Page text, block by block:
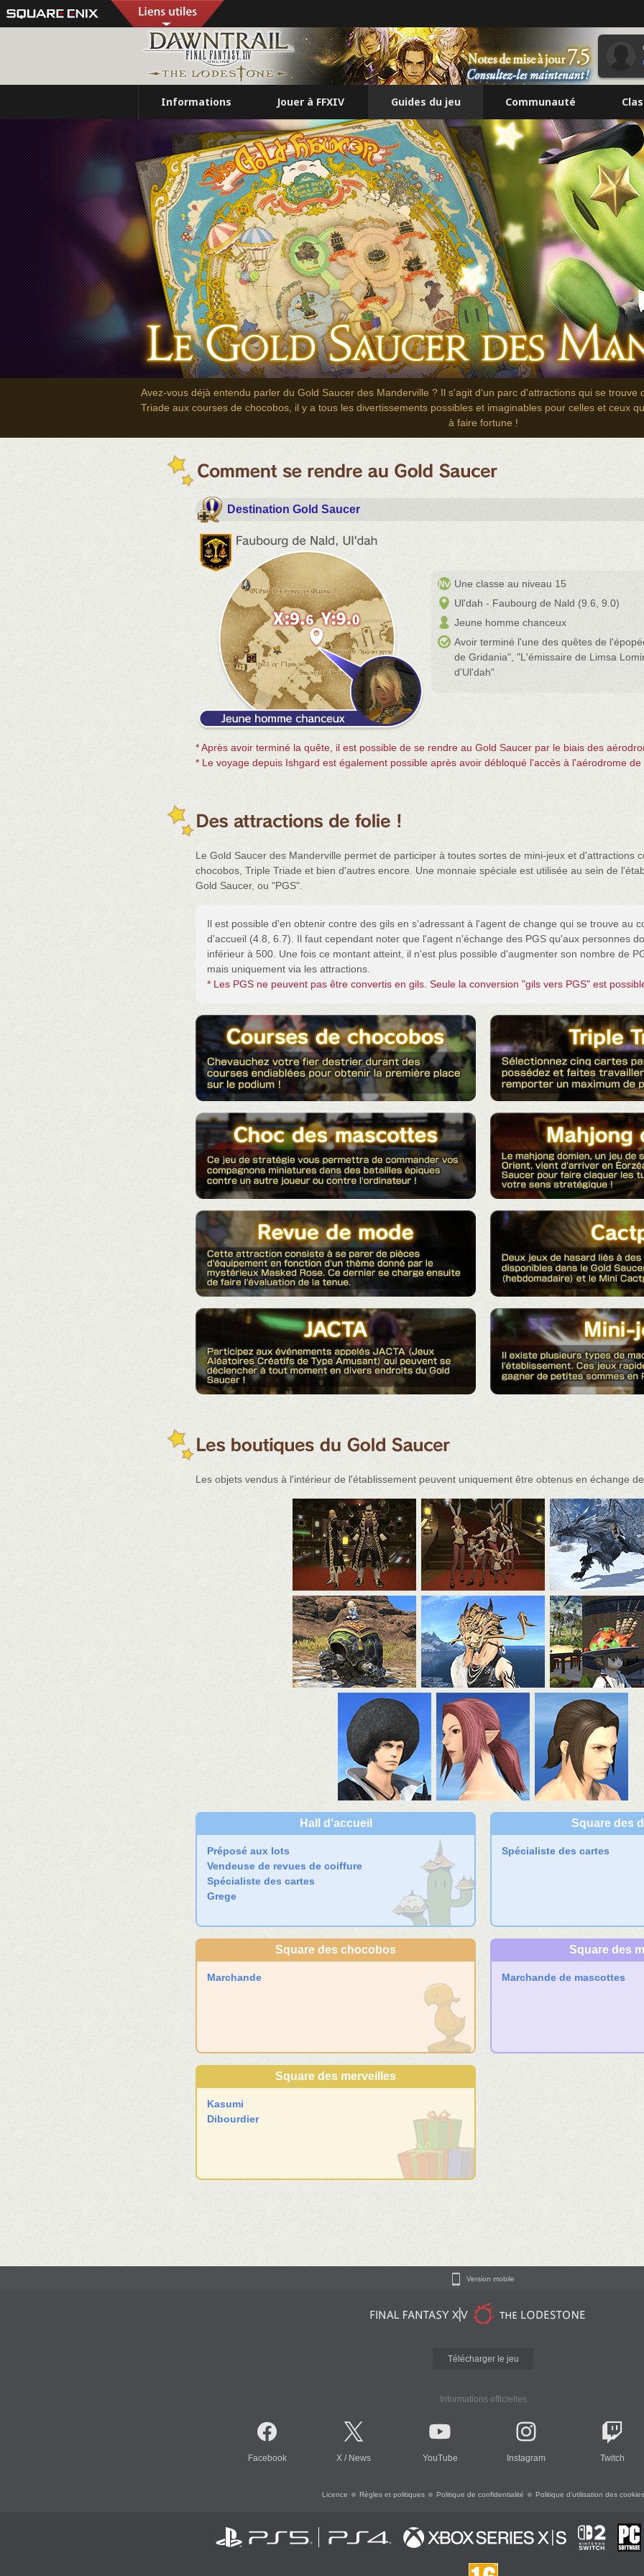
Informations Jouer à FFXIV Guides du jeu Communauté
Avez-vous déjà entendu parler du Gold Saucer des Manderville ? Il s'agit d'un parc d'attractions qui se trouve
Triade aux courses de chocobos, il y a tous les divertissements possibles et imaginables pour celles et ceux
à faire fortune !
Destination Gold Saucer
Une classe au niveau 15
Ul'dah - Faubourg de Nald (9.6, 9.0)
Jeune homme chanceux
Avoir terminé l'une des quêtes de
de Gridania", "L'émissaire de Limsa
d'Ul'dah"
* Après avoir terminé la quête, il est possible de se rendre au Gold Saucer par le biais des
* Le voyage depuis Ishgard est également possible après avoir débloqué l'accès à l'aérodrome de
Le Gold Saucer des Manderville permet de participer à toutes sortes de mini-jeux et d'attractions
chocobos, Triple Triade et bien d'autres encore. Une monnaie spéciale est utilisée au sein de
Gold Saucer, ou "PGS".
Il est possible d'en obtenir contre des gils en s'adressant à l'agent de change qui se trouve au
d'accueil (4.8, 6.7). Il faut cependant noter que l'agent n'échange des PGS qu'aux personnes
inférieur à 500. Une fois ce montant atteint, il n'est plus possible d'augmenter son nombre de
mais uniquement via les attractions.
* Les PGS ne peuvent pas être convertis en gils. Seule la conversion "gils vers PGS" est
Les objets vendus à l'intérieur de l'établissement peuvent uniquement être obtenus en échange
Hall d'accueil
Préposé aux lots
Vendeuse de revues de coiffure
Spécialiste des cartes
Grege
Square des
Spécialiste des cartes
Square des chocobos
Marchande
Square des
Marchande de mascottes
Square des merveilles
Kasumi
Dibourdier
Version mobile
Télécharger le jeu
Informations officielles
Facebook X / News YouTube Instagram Twitch
Licence Règles et politiques Politique de confidentialité Politique d'utilisation des cookies